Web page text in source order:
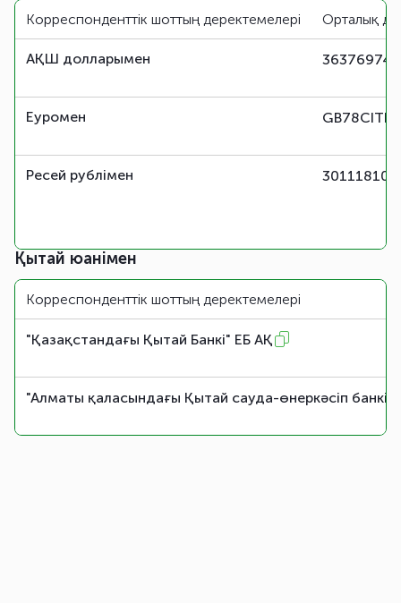
Корреспонденттік шоттың деректемелері Орталық
АҚШ долларымен 36376974
Еуромен
Ресей рублімен
Қытай юанімен
Корреспонденттік шоттың деректемелері
"Қазақстандағы Қытай Банкі" ЕБ АҚ
"Алматы қаласындағы Қытай сауда-өнеркәсіп банкі"